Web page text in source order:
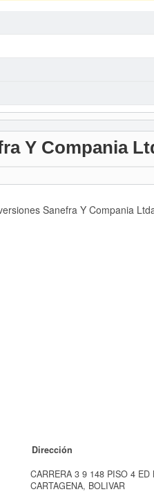
Y Compania
Sanefra Y Compania
Dirección
CARRERA 3 9 148 PISO 4 ED
CARTAGENA, BOLIVAR